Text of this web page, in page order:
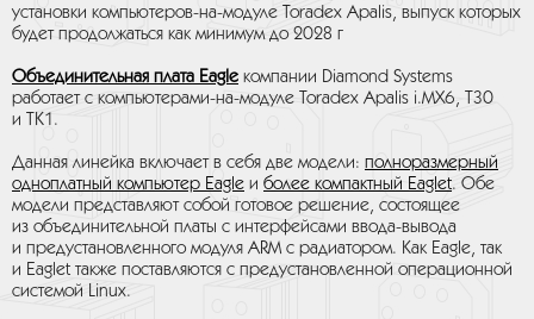
установки компьютеров-на-модуле Toradex Apalis, выпуск которых
будет продолжаться как минимум до 2028 г
Объединительная плата Eagle компании Diamond Systems
работает с компьютерами-на-модуле Toradex Apalis i.MX6, T30
и TK1.
Данная линейка включает в себя две модели: полноразмерный
одноплатный компьютер Eagle и более компактный Eaglet. Обе
модели представляют собой готовое решение, состоящее
из объединительной платы с интерфейсами ввода-вывода
и предустановленного модуля ARM с радиатором. Как Eagle, так
и Eaglet также поставляются с предустановленной операционной
системой Linux.